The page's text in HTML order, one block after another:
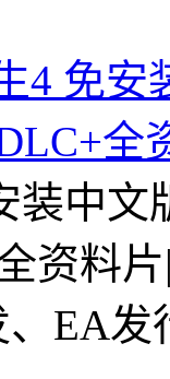
4 免安
全
装中文
资料
EA